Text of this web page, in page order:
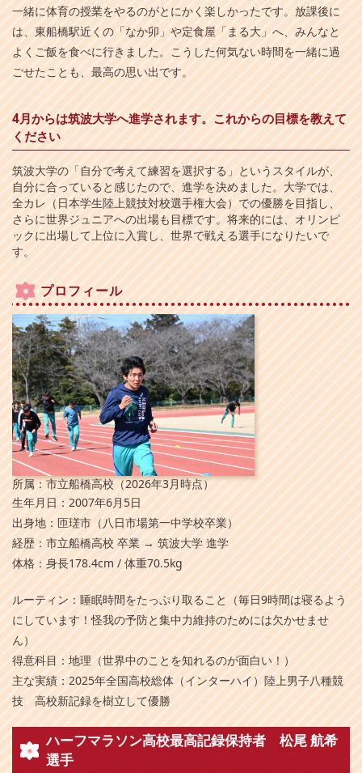
一緒に体育の授業をやるのがとにかく楽しかったです。放課後に
は、東船橋駅近くの「なか卯」や定食屋「まる大」へ、みんなと
よくご飯を食べに行きました。こうした何気ない時間を一緒に過
ごせたことも、最高の思い出です。
4月からは筑波大学へ進学されます。これからの目標を教えて
ください
筑波大学の「自分で考えて練習を選択する」というスタイルが、
自分に合っていると感じたので、進学を決めました。大学では、
全カレ（日本学生陸上競技対校選手権大会）での優勝を目指し、
さらに世界ジュニアへの出場も目標です。将来的には、オリンピ
ックに出場して上位に入賞し、世界で戦える選手になりたいで
す。
プロフィール
所属：市立船橋高校（2026年3月時点）
生年月日：2007年6月5日
出身地：匝瑳市（八日市場第一中学校卒業）
経歴：市立船橋高校 卒業 → 筑波大学 進学
体格：身長178.4cm / 体重70.5kg
ルーティン：睡眠時間をたっぷり取ること（毎日9時間は寝るよう
にしています！怪我の予防と集中力維持のためには欠かせませ
ん）
得意科目：地理（世界中のことを知れるのが面白い！）
主な実績：2025年全国高校総体（インターハイ）陸上男子八種競
技 高校新記録を樹立して優勝
ハーフマラソン高校最高記録保持者 松尾 航希
選手